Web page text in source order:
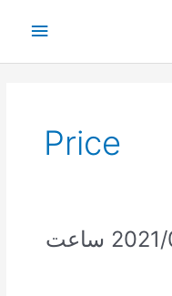
اصلی
Price
قیمت سکه امروز 2021/08/12 ساعت